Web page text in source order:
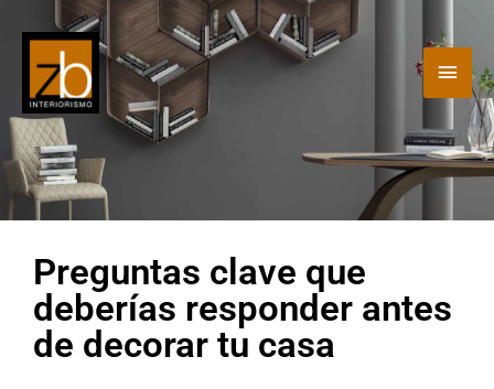
contenido
Preguntas clave que
deberías responder antes
de decorar tu casa